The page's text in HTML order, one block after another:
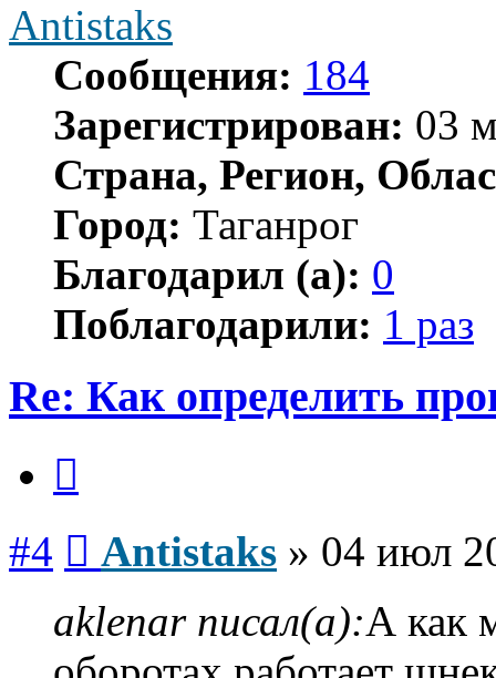
Antistaks
Сообщения: 184
Зарегистрирован: 03
Страна, Регион,
Город: Таганрог
Благодарил (а): 0
Поблагодарили: 1 раз
Re: Как определить
#4 Antistaks » 04 июл
aklenar писал(а):А как